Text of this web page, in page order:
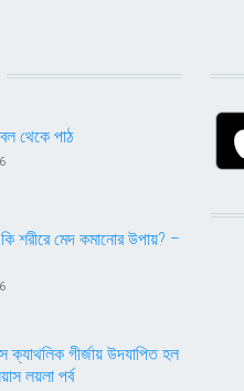
থেকে পাঠ
শরীরে মেদ কমানোর উপায়? –
ক্যাথলিক গীর্জায় উদযাপিত হল
লয়লা পর্ব